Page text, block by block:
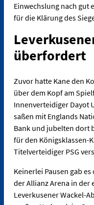
Einwechslung nach gut
für die Klärung des
überfordert
Zuvor hatte Kane den
über dem Kopf am
Innenverteidiger Dayot
saßen mit Englands
Bank und jubelten dort
für den Königsklassen-
Titelverteidiger PSG
Keinerlei Pausen gab
der Allianz Arena in
Leverkusener Wackel-